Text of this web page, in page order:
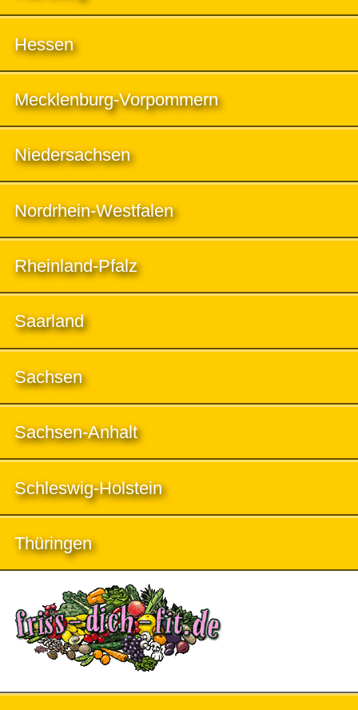
Hessen
Mecklenburg-Vorpommern
Niedersachsen
Nordrhein-Westfalen
Rheinland-Pfalz
Saarland
Sachsen
Sachsen-Anhalt
Schleswig-Holstein
Thüringen